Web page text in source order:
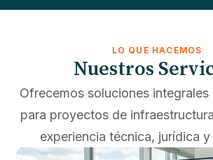
LO QUE HACEMOS
Nuestros
Ofrecemos soluciones
para proyectos de
experiencia técnica, jurídica